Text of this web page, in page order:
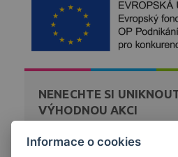
NENECHTE SI
VÝHODNOU AKCI
Zaregistrujte se k bezplatnému
Informace o cookies